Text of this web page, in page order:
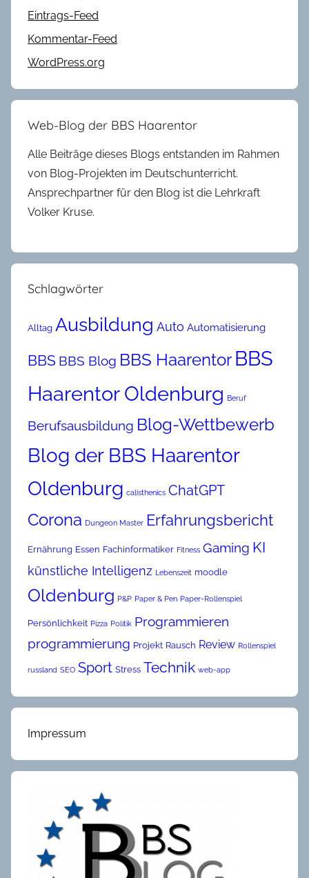
Eintrags-Feed
Kommentar-Feed
WordPress.org
Web-Blog der BBS Haarentor
Alle Beiträge dieses Blogs entstanden im Rahmen
von Blog-Projekten im Deutschunterricht.
Ansprechpartner für den Blog ist die Lehrkraft
Volker Kruse.
Schlagwörter
Alltag Ausbildung Auto Automatisierung
BBS BBS Blog BBS Haarentor BBS
Haarentor Oldenburg Beruf
Berufsausbildung Blog-Wettbewerb
Blog der BBS Haarentor
Oldenburg calisthenics ChatGPT
Corona Dungeon Master Erfahrungsbericht
Ernährung Essen Fachinformatiker Fitness Gaming KI
künstliche Intelligenz Lebenszeit moodle
Oldenburg P&P Paper & Pen Paper-Rollenspiel
Persönlichkeit Pizza Politik Programmieren
programmierung Projekt Rausch Review Rollenspiel
russland SEO Sport Stress Technik web-app
Impressum